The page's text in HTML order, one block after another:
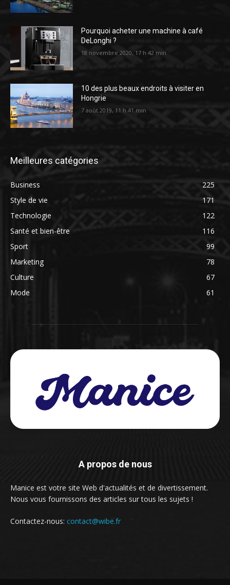
Pourquoi acheter une machine à café
DeLonghi ?
18 novembre 2020, 17 h 42 min
10 des plus beaux endroits à visiter en
Hongrie
7 août 2019, 11 h 41 min
Meilleures catégories
Business
225
Style de vie
171
Technologie
122
Santé et bien-être
116
Sport
99
Marketing
78
Culture
67
Mode
61
A propos de nous
Manice est votre site Web d'actualités et de divertissement.
Nous vous fournissons des articles sur tous les sujets !
Contactez-nous: contact@wibe.fr